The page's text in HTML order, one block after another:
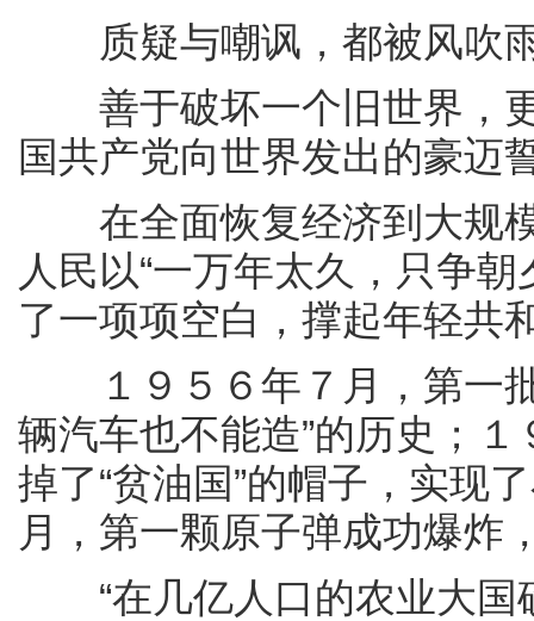
质疑与嘲讽，都被风吹
善于破坏一个旧世界，
国共产党向世界发出的豪迈
在全面恢复经济到大规模
人民以“一万年太久，只争
了一项项空白，撑起年轻
１９５６年７月，第一批
辆汽车也不能造”的历史；
掉了“贫油国”的帽子，实现
月，第一颗原子弹成功爆炸
“在几亿人口的农业大国